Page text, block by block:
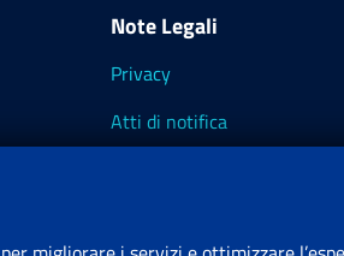
Note Legali
Privacy
Atti di notifica